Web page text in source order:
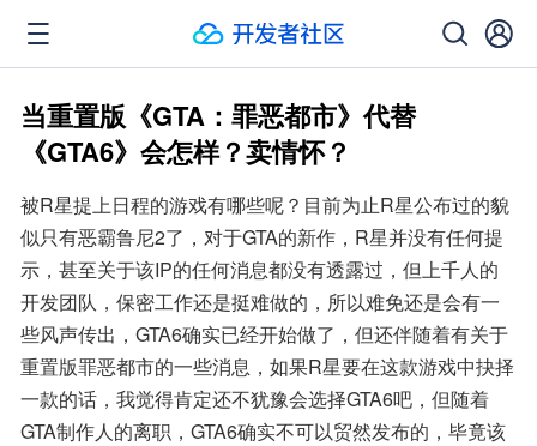
当重置版《GTA：罪恶都市》代替
《GTA6》会怎样？卖情怀？
被R星提上日程的游戏有哪些呢？目前为止R星公布过的貌
似只有恶霸鲁尼2了，对于GTA的新作，R星并没有任何提
示，甚至关于该IP的任何消息都没有透露过，但上千人的
开发团队，保密工作还是挺难做的，所以难免还是会有一
些风声传出，GTA6确实已经开始做了，但还伴随着有关于
重置版罪恶都市的一些消息，如果R星要在这款游戏中抉择
一款的话，我觉得肯定还不犹豫会选择GTA6吧，但随着
GTA制作人的离职，GTA6确实不可以贸然发布的，毕竟该